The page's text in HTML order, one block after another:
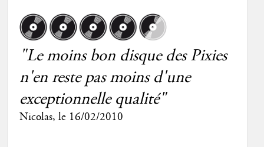
"Le moins bon disque des Pixies
n'en reste pas moins d'une
exceptionnelle qualité"
Nicolas, le 16/02/2010